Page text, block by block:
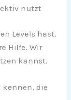
nutzt
Levels hast,
Hilfe. Wir
kannst.
kennen, die